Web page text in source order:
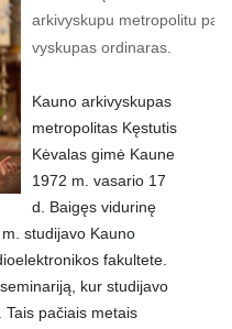
arkivyskupu metropolitu
vyskupas ordinaras.
Kauno arkivyskupas
metropolitas Kęstutis
Kėvalas gimė Kaune
1972 m. vasario 17
d. Baigęs vidurinę
studijavo Kauno
fakultete.
kur studijavo
pačiais metais